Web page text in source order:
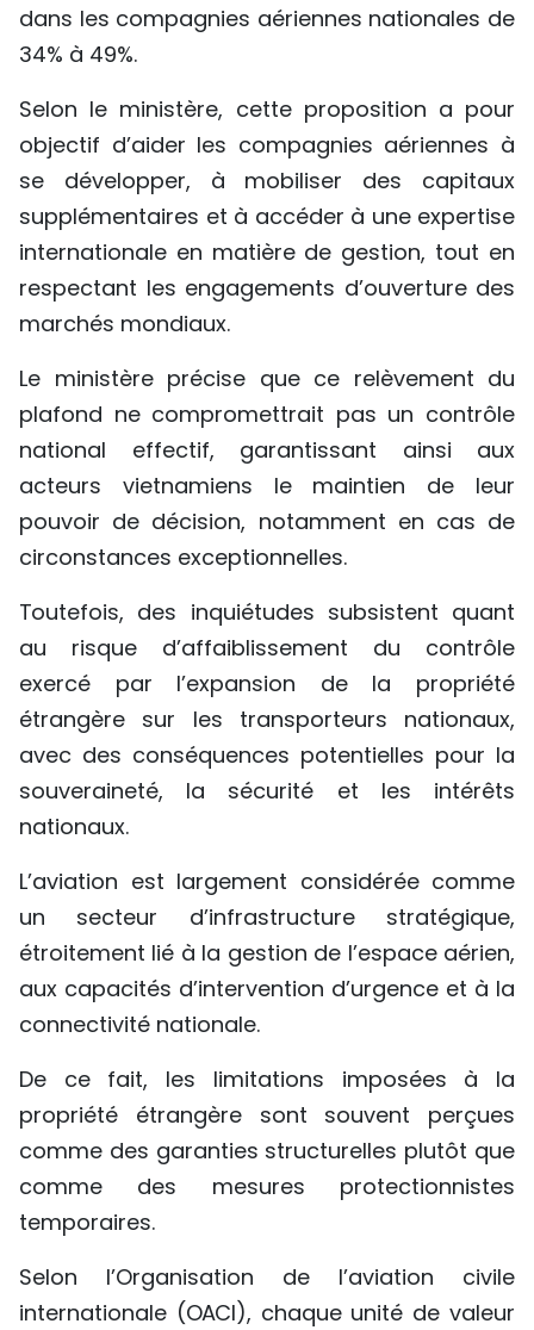
中文
ESPAÑOL
dans les compagnies aériennes nationales de
34% à 49%.
Selon le ministère, cette proposition a pour
objectif d’aider les compagnies aériennes à
se développer, à mobiliser des capitaux
supplémentaires et à accéder à une expertise
internationale en matière de gestion, tout en
respectant les engagements d’ouverture des
marchés mondiaux.
Le ministère précise que ce relèvement du
plafond ne compromettrait pas un contrôle
national effectif, garantissant ainsi aux
acteurs vietnamiens le maintien de leur
pouvoir de décision, notamment en cas de
circonstances exceptionnelles.
Toutefois, des inquiétudes subsistent quant
au risque d’affaiblissement du contrôle
exercé par l’expansion de la propriété
étrangère sur les transporteurs nationaux,
avec des conséquences potentielles pour la
souveraineté, la sécurité et les intérêts
nationaux.
L’aviation est largement considérée comme
un secteur d’infrastructure stratégique,
étroitement lié à la gestion de l’espace aérien,
aux capacités d’intervention d’urgence et à la
connectivité nationale.
De ce fait, les limitations imposées à la
propriété étrangère sont souvent perçues
comme des garanties structurelles plutôt que
comme des mesures protectionnistes
temporaires.
Selon l’Organisation de l’aviation civile
internationale (OACI), chaque unité de valeur